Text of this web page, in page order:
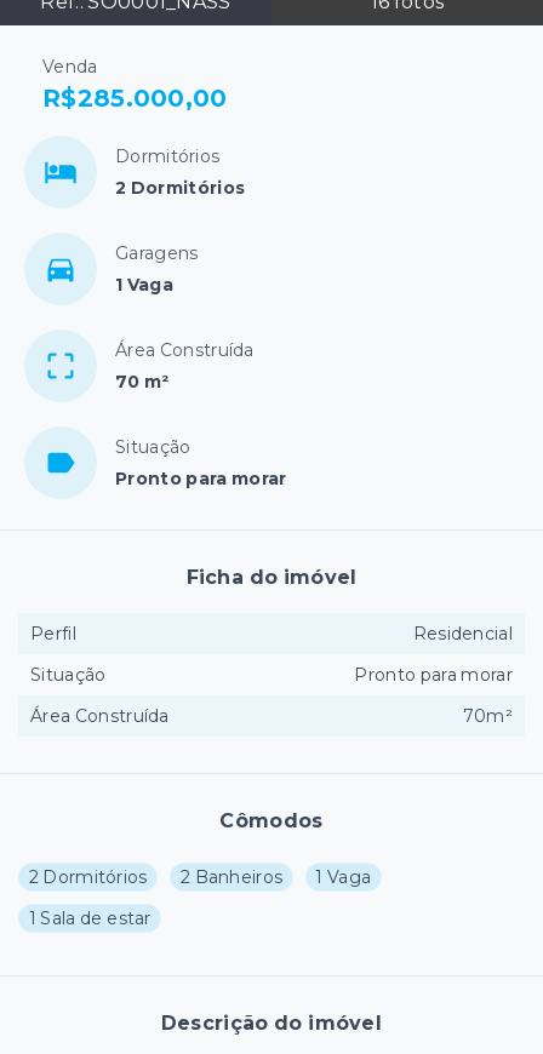
Venda
R$285.000,00
Dormitórios
2 Dormitórios
Garagens
1 Vaga
Área Construída
70 m²
Situação
Pronto para morar
Cômodos
2 Dormitórios 2 Banheiros
1 Vaga
1 Sala de estar
Descrição do imóvel
Ficha do imóvel
Perfil
Residencial
Situação
Pronto para morar
Área Construída
70m²